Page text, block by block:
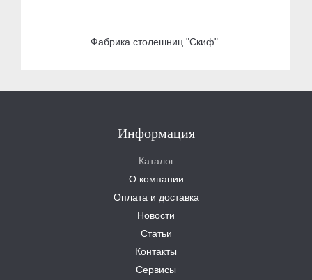
Фабрика столешниц "Скиф"
Информация
Каталог
О компании
Оплата и доставка
Новости
Статьи
Контакты
Сервисы